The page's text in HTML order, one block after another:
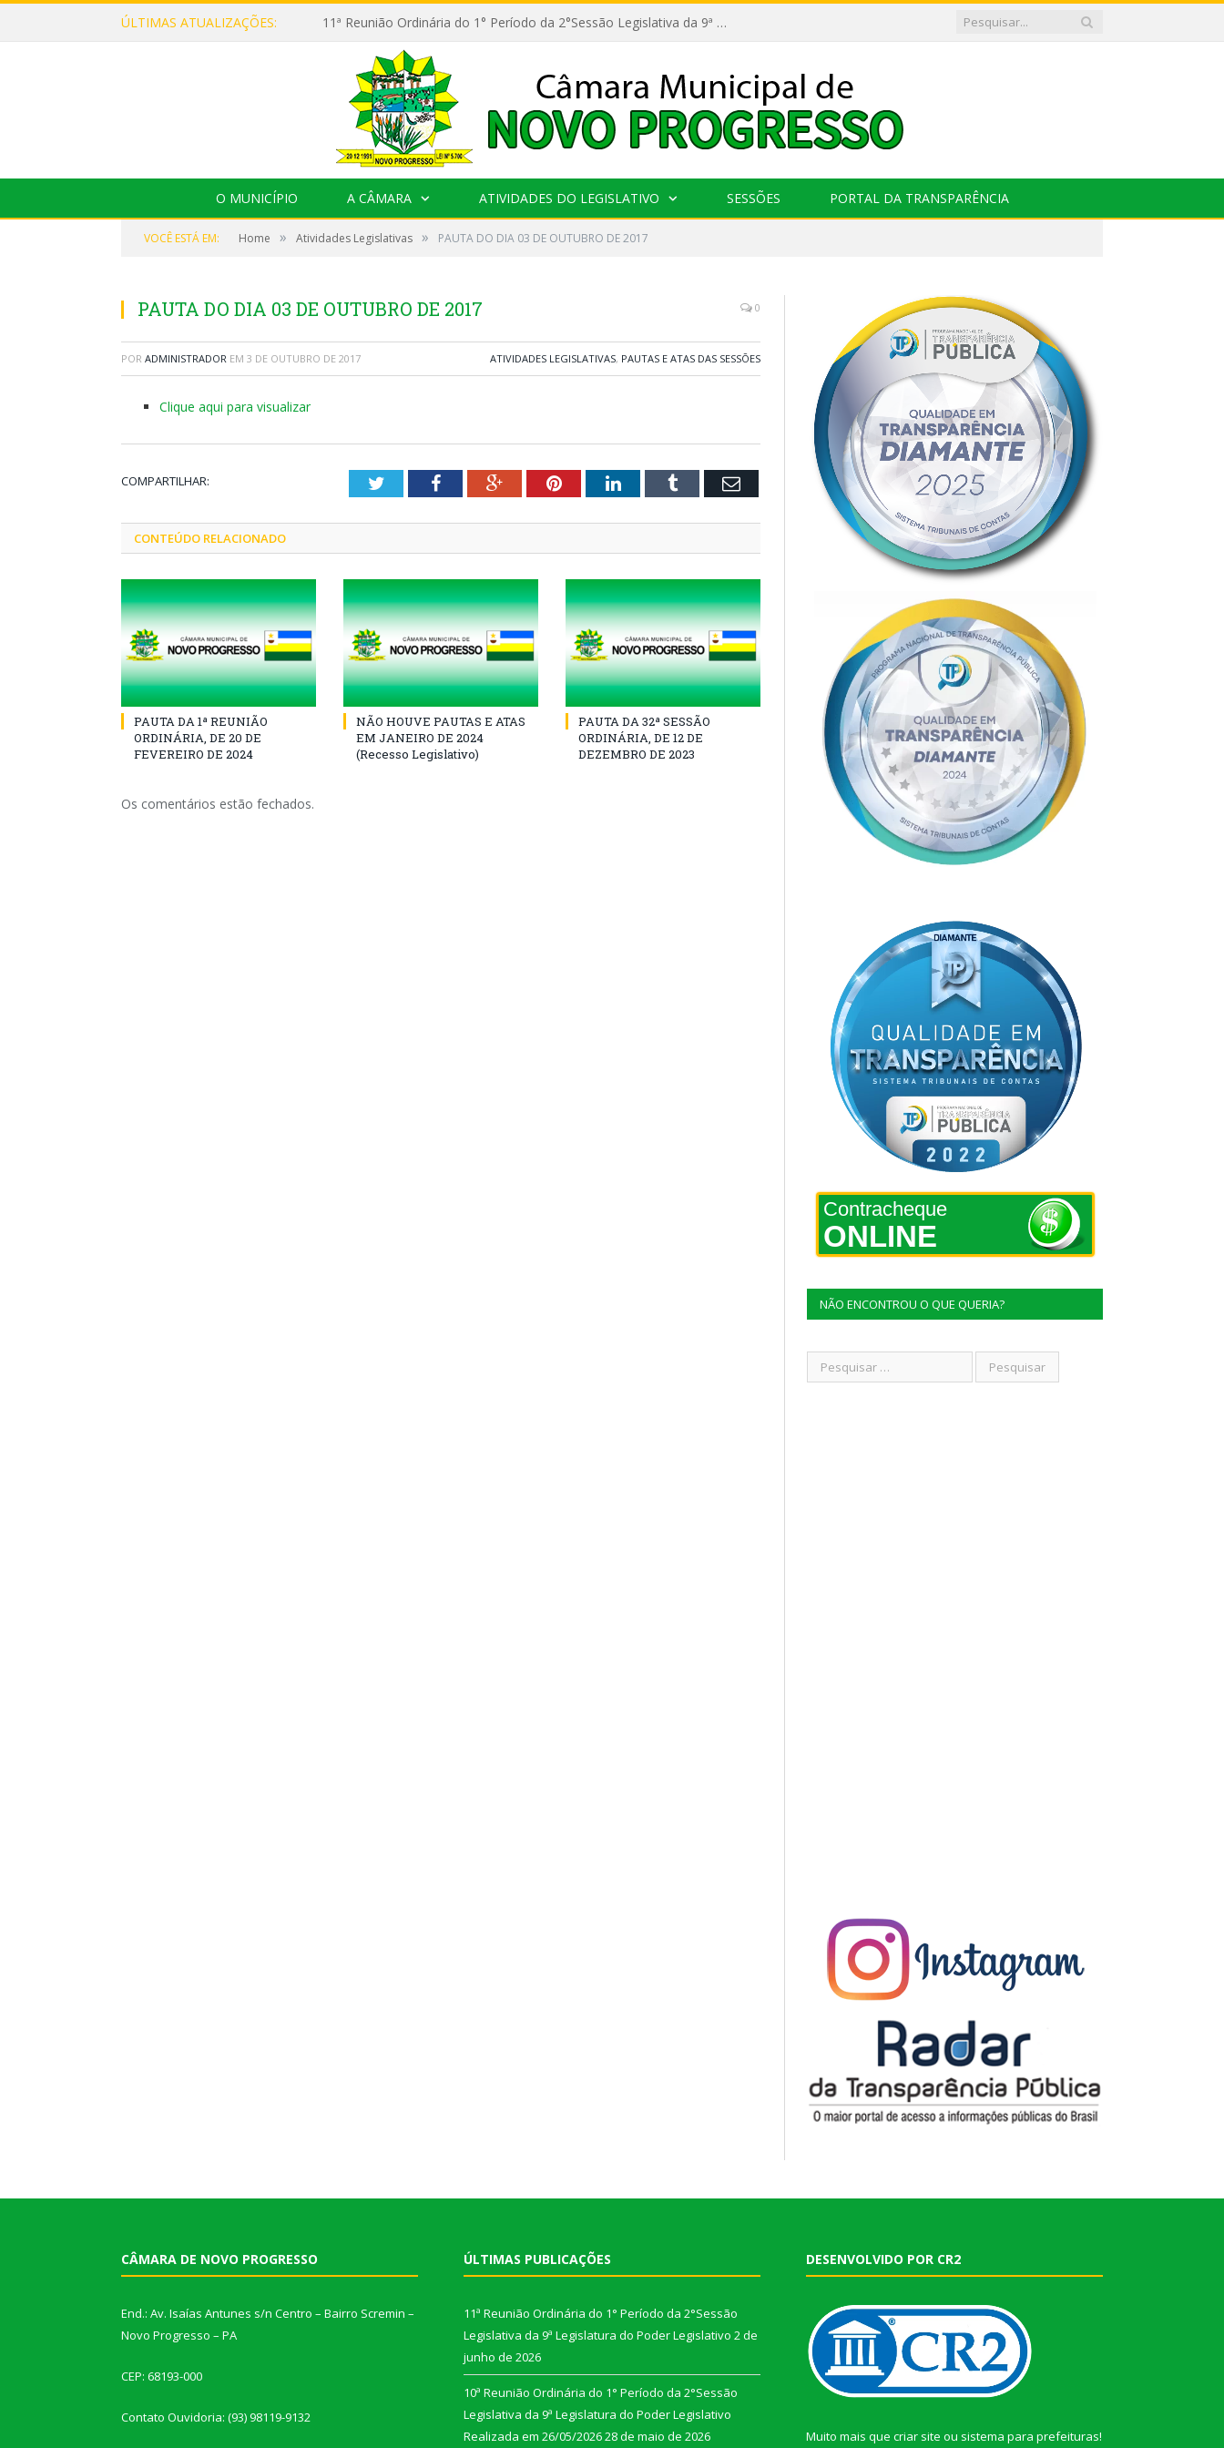
ÚLTIMAS ATUALIZAÇÕES: 11ª Reunião Ordinária do 1° Período da 2°Sessão Legislativa da 9ª Legislatura do Poder Legislativo
O MUNICÍPIO A CÂMARA ATIVIDADES DO LEGISLATIVO SESSÕES PORTAL DA TRANSPARÊNCIA
VOCÊ ESTÁ EM: Home » Atividades Legislativas » PAUTA DO DIA 03 DE OUTUBRO DE 2017
PAUTA DO DIA 03 DE OUTUBRO DE 2017 0
POR ADMINISTRADOR EM 3 DE OUTUBRO DE 2017 ATIVIDADES LEGISLATIVAS, PAUTAS E ATAS DAS SESSÕES
Clique aqui para visualizar
COMPARTILHAR: TwitterFacebookGoogle+PinterestLinkedInTumblr Email
CONTEÚDO RELACIONADO
PAUTA DA 1ª REUNIÃO
ORDINÁRIA, DE 20 DE
FEVEREIRO DE 2024
NÃO HOUVE PAUTAS E ATAS
EM JANEIRO DE 2024
(Recesso Legislativo)
PAUTA DA 32ª SESSÃO
ORDINÁRIA, DE 12 DE
DEZEMBRO DE 2023
Os comentários estão fechados.
Contracheque
ONLINE
NÃO ENCONTROU O QUE QUERIA?
CÂMARA DE NOVO PROGRESSO
End.: Av. Isaías Antunes s/n Centro – Bairro Scremin –
Novo Progresso – PA
CEP: 68193-000
Contato Ouvidoria: (93) 98119-9132
ÚLTIMAS PUBLICAÇÕES
11ª Reunião Ordinária do 1° Período da 2°Sessão
Legislativa da 9ª Legislatura do Poder Legislativo 2 de
junho de 2026
10ª Reunião Ordinária do 1° Período da 2°Sessão
Legislativa da 9ª Legislatura do Poder Legislativo
Realizada em 26/05/202628 de maio de 2026
DESENVOLVIDO POR CR2
Muito mais que criar site ou sistema para prefeituras!